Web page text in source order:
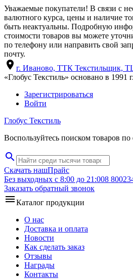
Уважаемые покупатели! В связи с
валютного курса, цены и наличие
быть неактуальны. Подробную
стоимости товаров вы можете
по телефону или направить свой
почту.
location_on г. Иваново, ТТК Текстильщик,
«Глобус Текстиль» основано в 1991 г.
Зарегистрироваться
Войти
Глобус Текстиль
Воспользуйтесь поиском товаров по
search
Скачать нашПрайс
Без выходных с 8:00 до 21:008 800
Заказать обратный звонок
menuКаталог продукции
О нас
Доставка и оплата
Новости
Как сделать заказ
Отзывы
Награды
Контакты